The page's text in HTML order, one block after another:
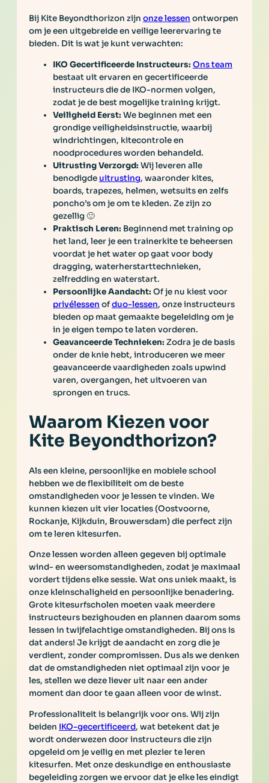
Bij Kite Beyondthorizon zijn onze lessen ontworpen
om je een uitgebreide en veilige leerervaring te
bieden. Dit is wat je kunt verwachten:
IKO Gecertificeerde Instructeurs: Ons team
bestaat uit ervaren en gecertificeerde
instructeurs die de IKO-normen volgen,
zodat je de best mogelijke training krijgt.
Veiligheid Eerst: We beginnen met een
grondige veiligheidsinstructie, waarbij
windrichtingen, kitecontrole en
noodprocedures worden behandeld.
Uitrusting Verzorgd: Wij leveren alle
benodigde uitrusting, waaronder kites,
boards, trapezes, helmen, wetsuits en zelfs
poncho’s om je om te kleden. Ze zijn zo
gezellig 🙂
Praktisch Leren: Beginnend met training op
het land, leer je een trainerkite te beheersen
voordat je het water op gaat voor body
dragging, waterherstarttechnieken,
zelfredding en waterstart.
Persoonlijke Aandacht: Of je nu kiest voor
privélessen ofduo-lessen, onze instructeurs
bieden op maat gemaakte begeleiding om je
in je eigen tempo te laten vorderen.
Geavanceerde Technieken: Zodra je de basis
onder de knie hebt, introduceren we meer
geavanceerde vaardigheden zoals upwind
varen, overgangen, het uitvoeren van
sprongen en trucs.
Waarom Kiezen voor
Kite Beyondthorizon?
Als een kleine, persoonlijke en mobiele school
hebben we de flexibiliteit om de beste
omstandigheden voor je lessen te vinden. We
kunnen kiezen uit vier locaties (Oostvoorne,
Rockanje, Kijkduin, Brouwersdam) die perfect zijn
om te leren kitesurfen.
Onze lessen worden alleen gegeven bij optimale
wind- en weersomstandigheden, zodat je maximaal
vordert tijdens elke sessie. Wat ons uniek maakt, is
onze kleinschaligheid en persoonlijke benadering.
Grote kitesurfscholen moeten vaak meerdere
instructeurs bezighouden en plannen daarom soms
lessen in twijfelachtige omstandigheden. Bij ons is
dat anders! Je krijgt de aandacht en zorg die je
verdient, zonder compromissen. Dus als we denken
dat de omstandigheden niet optimaal zijn voor je
les, stellen we deze liever uit naar een ander
moment dan door te gaan alleen voor de winst.
Professionaliteit is belangrijk voor ons. Wij zijn
beiden IKO-gecertificeerd, wat betekent dat je
wordt onderwezen door instructeurs die zijn
opgeleid om je veilig en met plezier te leren
kitesurfen. Met onze deskundige en enthousiaste
begeleiding zorgen we ervoor dat je elke les eindigt